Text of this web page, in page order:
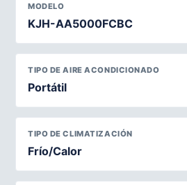
MODELO
KJH-AA5000FCBC
TIPO DE AIRE ACONDICIONADO
Portátil
TIPO DE CLIMATIZACIÓN
Frío/Calor